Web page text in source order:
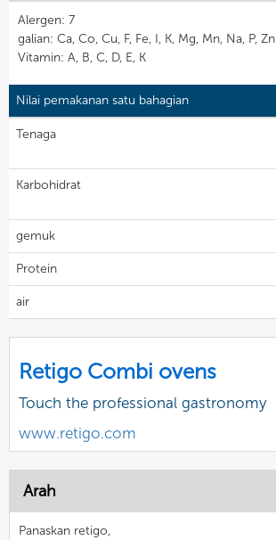
Alergen: 7
galian: Ca, Co, Cu, F, Fe, I, K, Mg, Mn, Na, P, Zn
Vitamin: A, B, C, D, E, K
Nilai pemakanan satu bahagian
Tenaga
Karbohidrat
gemuk
Protein
air
Retigo Combi ovens
Touch the professional gastronomy
www.retigo.com
Arah
Panaskan retigo,